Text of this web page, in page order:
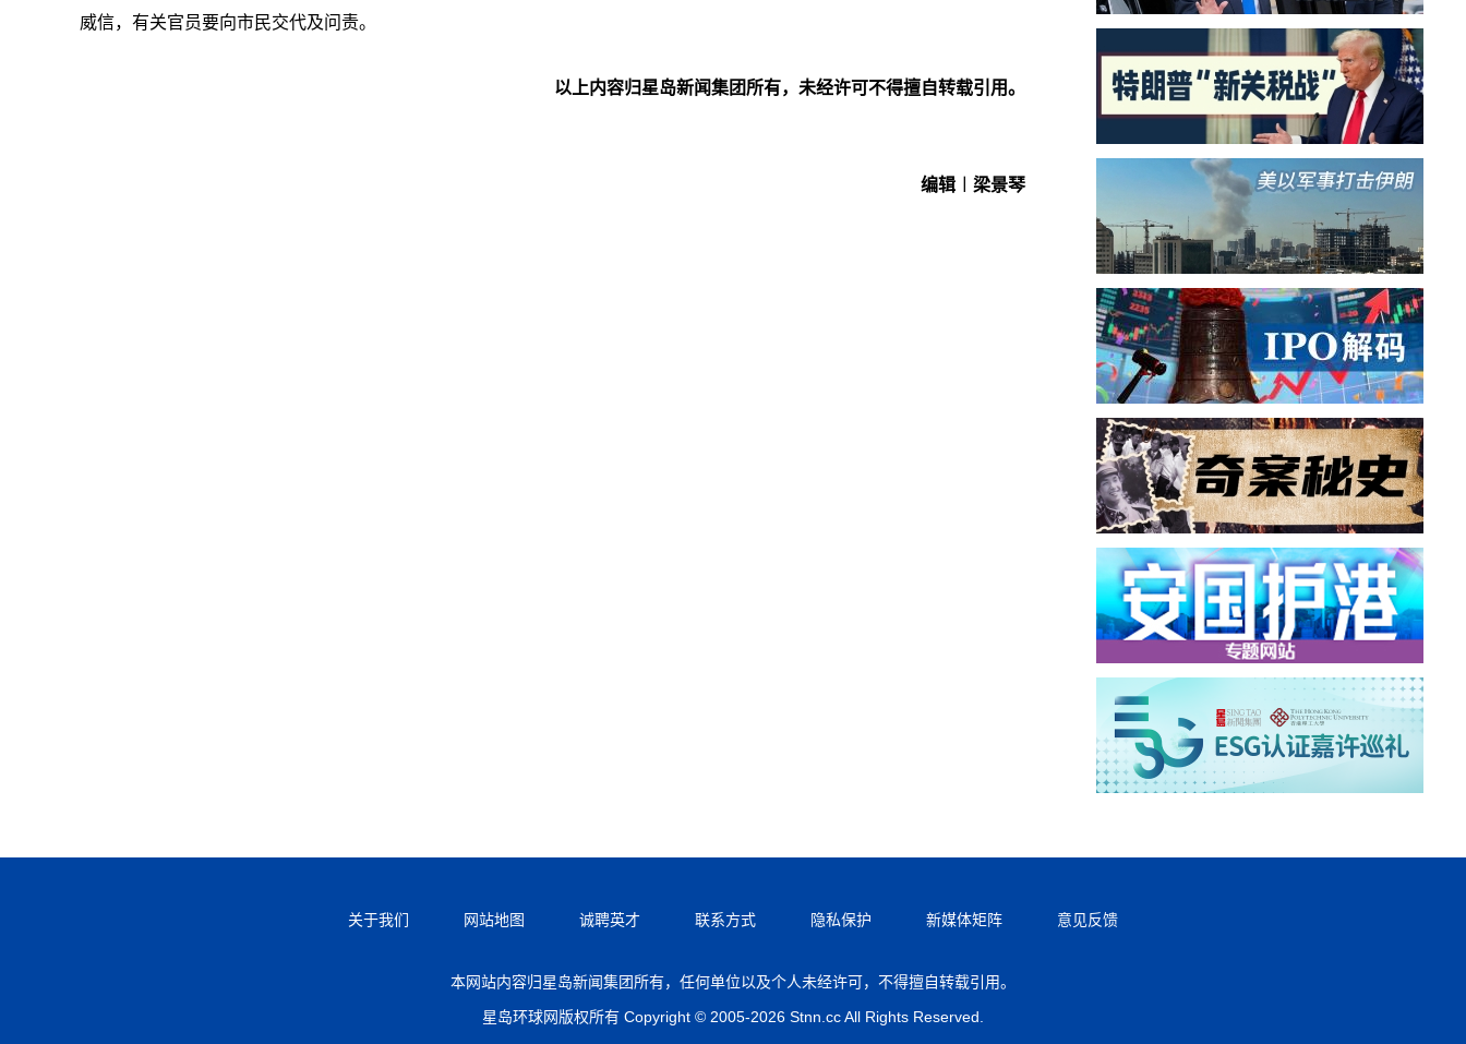
威信，有关官员要向市民交代及问责。
以上内容归星岛新闻集团所有，未经许可不得擅自转载引用。
编辑︱梁景琴
关于我们 网站地图 诚聘英才 联系方式 隐私保护 新媒体矩阵 意见反馈
本网站内容归星岛新闻集团所有，任何单位以及个人未经许可，不得擅自转载引用。
星岛环球网版权所有 Copyright © 2005-2026 Stnn.cc All Rights Reserved.